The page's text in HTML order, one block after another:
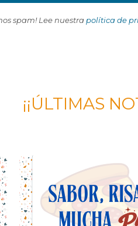
spam! Lee nuestra política de
¡¡ÚLTIMAS